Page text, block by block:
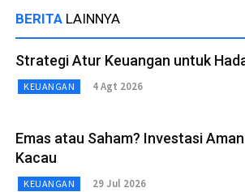
BERITA LAINNYA
Strategi Atur Keuangan untuk
KEUANGAN 4 Agt 2026
Emas atau Saham? Investasi
Kacau
KEUANGAN 29 Jul 2026